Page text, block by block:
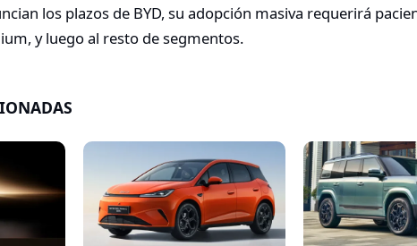
los plazos de BYD, su adopción masiva requerirá
y luego al resto de segmentos.